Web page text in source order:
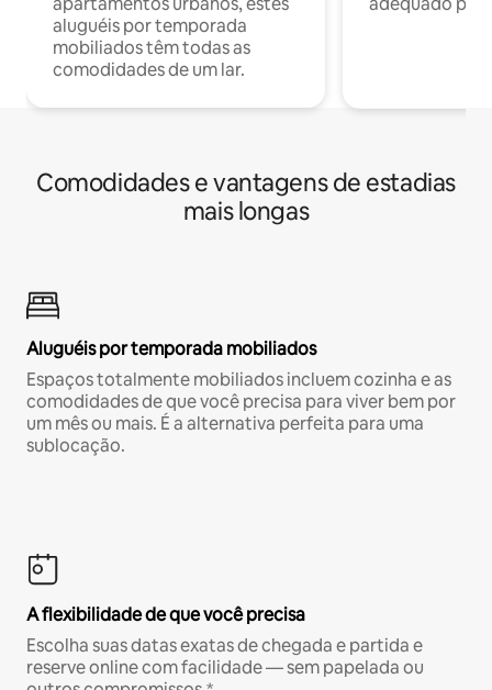
aluguéis por temporada
mobiliados têm todas as
comodidades de um lar.
Comodidades e vantagens de estadias
mais longas
Aluguéis por temporada mobiliados
Espaços totalmente mobiliados incluem cozinha e as
comodidades de que você precisa para viver bem por
um mês ou mais. É a alternativa perfeita para uma
sublocação.
A flexibilidade de que você precisa
Escolha suas datas exatas de chegada e partida e
reserve online com facilidade — sem papelada ou